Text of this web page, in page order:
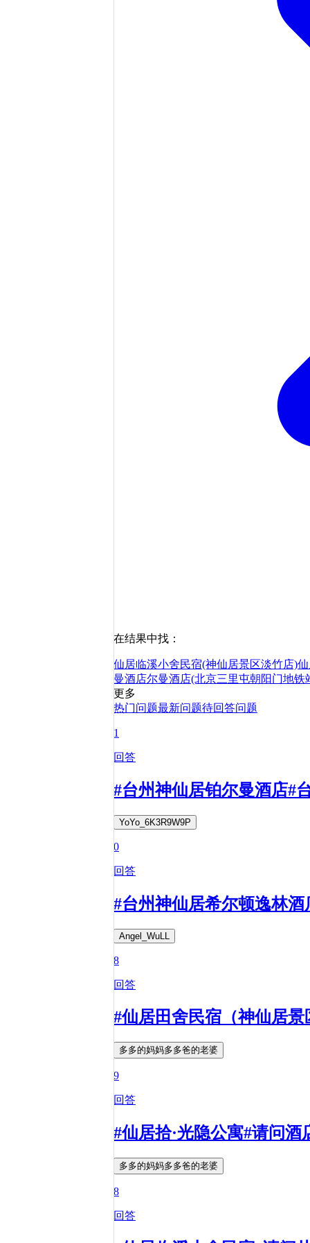
在结果中找：
仙居临溪小舍民宿(神仙居景区淡竹店)
曼酒店尔曼酒店(北京三里屯朝阳门地铁
更多
热门问题最新问题待回答问题
1
回答
#台州神仙居铂尔曼酒店#
YoYo_6K3R9W9P
0
回答
#台州神仙居希尔顿逸林
Angel_WuLL
8
回答
#仙居田舍民宿（神仙居
多多的妈妈多多爸的老婆
9
回答
#仙居拾·光隐公寓#请问
多多的妈妈多多爸的老婆
8
回答